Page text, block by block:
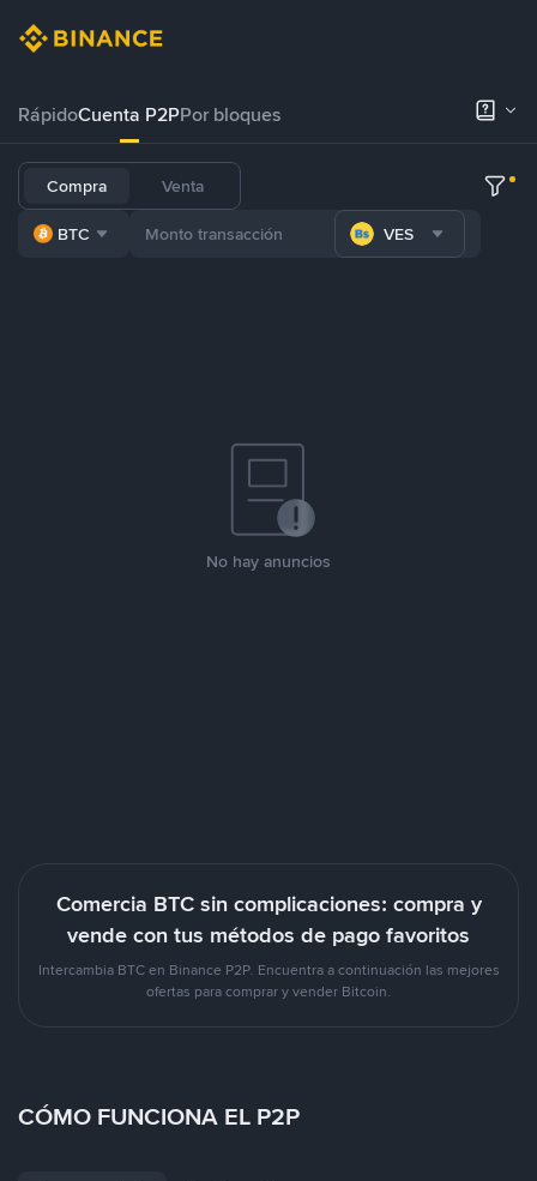
RápidoCuenta P2PPor bloques
Compra Venta
BTC VES
No hay anuncios
Comercia BTC sin complicaciones: compra y
vende con tus métodos de pago favoritos
Intercambia BTC en Binance P2P. Encuentra a continuación las mejores
ofertas para comprar y vender Bitcoin.
CÓMO FUNCIONA EL P2P